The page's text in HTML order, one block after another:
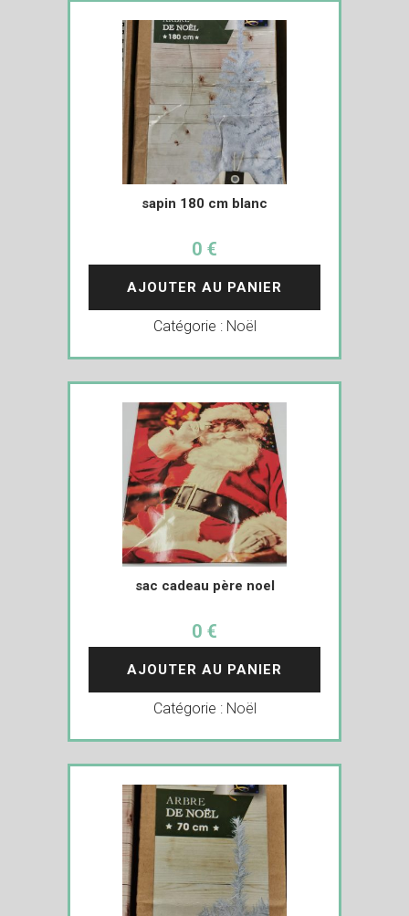
sapin 180 cm blanc
0 €
AJOUTER AU PANIER
Catégorie : Noël
sac cadeau père noel
0 €
AJOUTER AU PANIER
Catégorie : Noël